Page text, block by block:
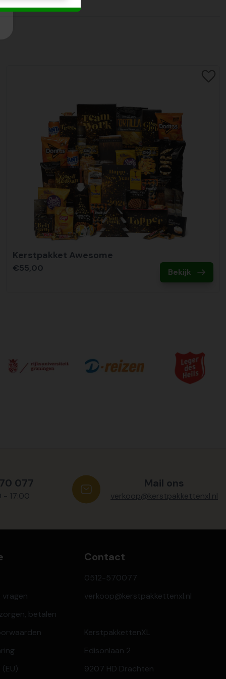
Kerstpakket Awesome
€55,00 Bekijk
077
- 17:00
Mail ons
verkoop@kerstpakkettenxl.nl
vragen
betalen
Contact
0512-570077
verkoop@kerstpakkettenxl.nl
KerstpakkettenXL
Edisonlaan 2
9207 HD Drachten